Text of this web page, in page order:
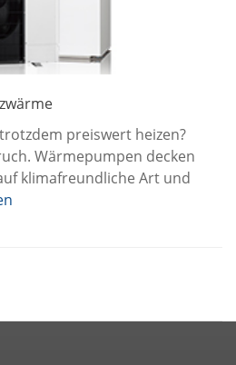
preiswert heizen?
Wärmepumpen decken
klimafreundliche Art und